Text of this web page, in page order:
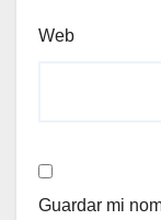
Web
Guardar mi